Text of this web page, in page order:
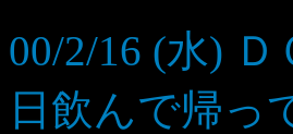
00/2/16 (水)
日飲んで帰っ